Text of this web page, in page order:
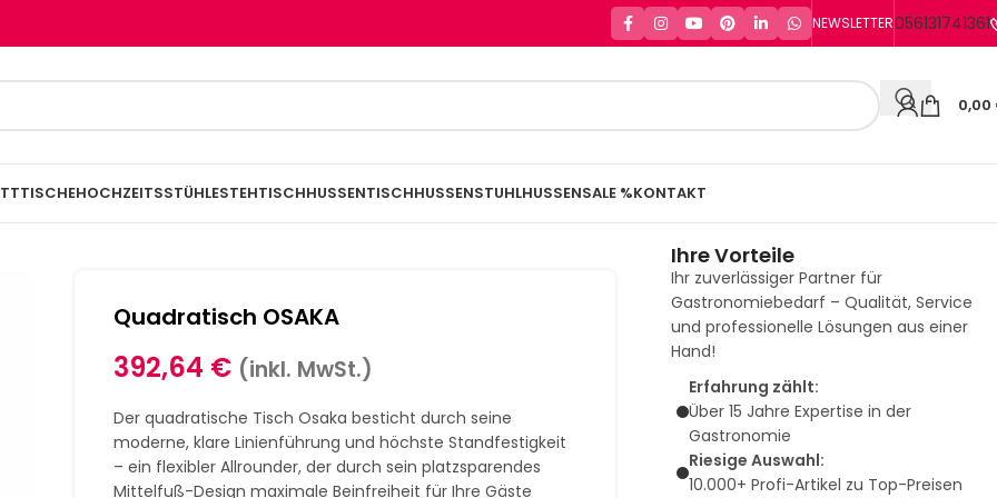
NEWSLETTER056131741361
0,00
HOCHZEITSSTÜHLESTEHTISCHHUSSENTISCHHUSSENSTUHLHUSSENSALE %KONTAKT
Quadratisch OSAKA
392,64 € (inkl. MwSt.)
Der quadratische Tisch Osaka besticht durch seine
moderne, klare Linienführung und höchste Standfestigkeit
– ein flexibler Allrounder, der durch sein platzsparendes
Mittelfuß-Design maximale Beinfreiheit für Ihre Gäste
Ihre Vorteile
Ihr zuverlässiger Partner für
Gastronomiebedarf – Qualität, Service
und professionelle Lösungen aus einer
Hand!
Erfahrung zählt:
Über 15 Jahre Expertise in der
Gastronomie
Riesige Auswahl:
10.000+ Profi-Artikel zu Top-Preisen